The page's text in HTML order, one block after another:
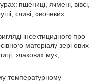
пшениці, ячмені, вівсі,
сливі, овочевих
інсектицидного про
матеріалу зернових
злакових мух,
температурному